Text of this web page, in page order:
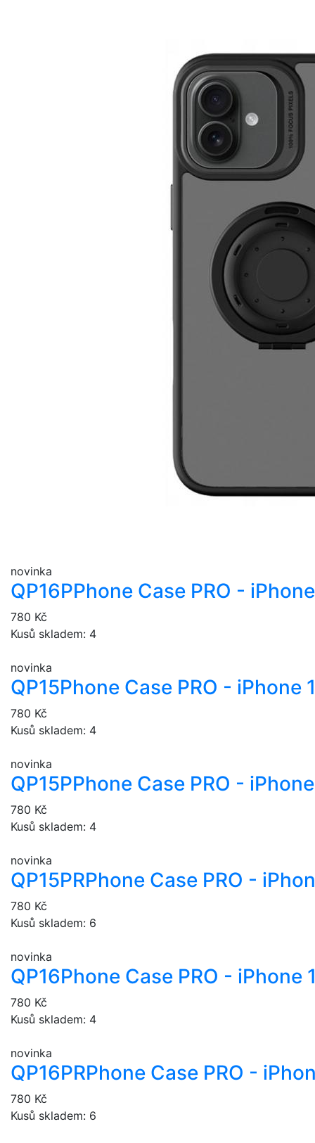
novinka
QP16PPhone Case PRO -
780 Kč
Kusů skladem: 4
novinka
QP15Phone Case PRO - iPhone
780 Kč
Kusů skladem: 4
novinka
QP15PPhone Case PRO -
780 Kč
Kusů skladem: 4
novinka
QP15PRPhone Case PRO -
780 Kč
Kusů skladem: 6
novinka
QP16Phone Case PRO - iPhone
780 Kč
Kusů skladem: 4
novinka
QP16PRPhone Case PRO -
780 Kč
Kusů skladem: 6